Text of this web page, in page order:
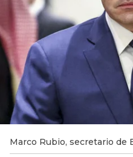
Marco Rubio, secretario de